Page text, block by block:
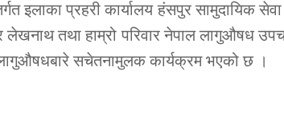
इलाका प्रहरी कार्यालय हंसपुर सामुदायिक
तथा हाम्रो परिवार नेपाल लागुऔषध
सचेतनामुलक कार्यक्रम भएको छ ।